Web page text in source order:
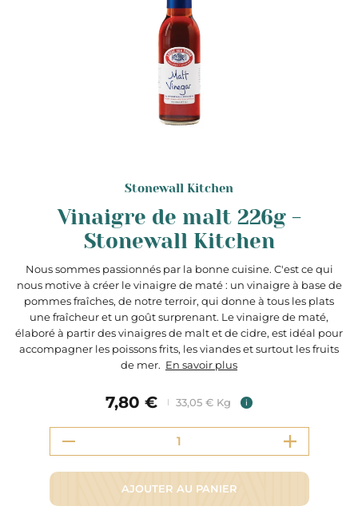
Stonewall Kitchen
Vinaigre de malt 226g -
Stonewall Kitchen
Nous sommes passionnés par la bonne cuisine. C'est ce qui
nous motive à créer le vinaigre de maté : un vinaigre à base de
pommes fraîches, de notre terroir, qui donne à tous les plats
une fraîcheur et un goût surprenant. Le vinaigre de maté,
élaboré à partir des vinaigres de malt et de cidre, est idéal pour
accompagner les poissons frits, les viandes et surtout les fruits
de mer. En savoir plus
7,80 € 33,05 € Kg i
AJOUTER AU PANIER